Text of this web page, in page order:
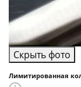
Скрыть фото
Лимитированная